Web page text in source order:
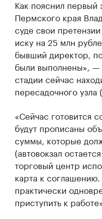
Как пояснил первый
Пермского края
суде свои
иску на 25 млн
бывший директор,
были выполнены», —
стадии сейчас
пересадочного узла
«Сейчас готовится
будут прописаны
суммы, которые
(автовокзал
торговый центр
карта к
практически
приступить к